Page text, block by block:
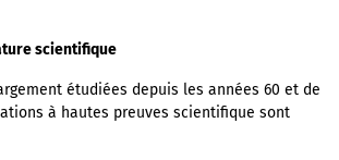
scientifique
étudiées depuis les années 60 et de
à hautes preuves scientifique sont